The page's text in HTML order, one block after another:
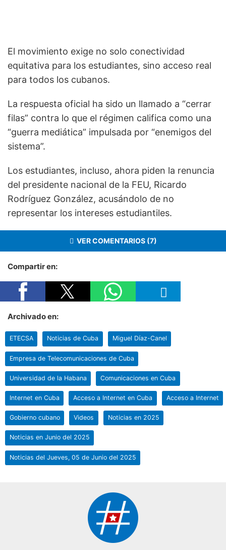
El movimiento exige no solo conectividad
equitativa para los estudiantes, sino acceso real
para todos los cubanos.
La respuesta oficial ha sido un llamado a “cerrar
filas” contra lo que el régimen califica como una
“guerra mediática” impulsada por “enemigos del
sistema”.
Los estudiantes, incluso, ahora piden la renuncia
del presidente nacional de la FEU, Ricardo
Rodríguez González, acusándolo de no
representar los intereses estudiantiles.
VER COMENTARIOS (7)
Compartir en:
Archivado en:
ETECSA Noticias de Cuba Miguel Díaz-Canel
Empresa de Telecomunicaciones de Cuba
Universidad de la Habana Comunicaciones en Cuba
Internet en Cuba Acceso a Internet en Cuba Acceso a Internet
Gobierno cubano Videos Noticias en 2025
Noticias en Junio del 2025
Noticias del Jueves, 05 de Junio del 2025